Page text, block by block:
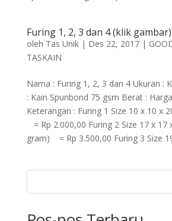
Furing 1, 2, 3 dan 4 (klik gambar)
oleh Tas Unik| Des 22, 2017|
TASKAIN
Nama : Furing 1, 2, 3 dan 4 Ukuran :
: Kain Spunbond 75 gsm Berat :
Keterangan : Furing 1 Size 10 x 10 x
= Rp 2.000,00 Furing 2 Size 17 x 17
gram) = Rp 3.500,00 Furing 3 Size